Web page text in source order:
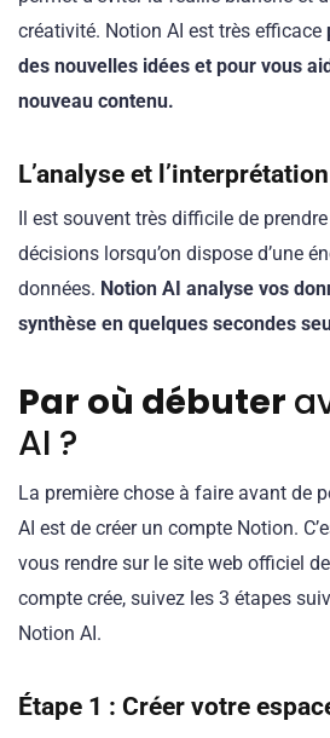
créativité. Notion AI est très efficace
des nouvelles idées et pour vous
nouveau contenu.
L’analyse et
Il est souvent très difficile de
décisions lorsqu’on dispose d’une
données. Notion AI analyse vos
synthèse en quelques secondes
Par où débuter
AI ?
La première chose à faire avant de
AI est de créer un compte Notion.
vous rendre sur le site web officiel
compte crée, suivez les 3 étapes
Notion AI.
Étape 1 : Créer votre